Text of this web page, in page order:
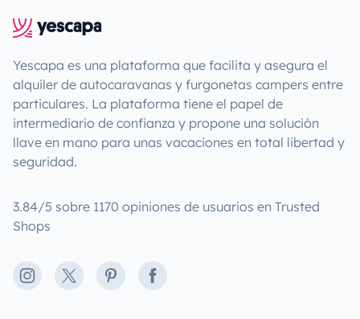
Yescapa es una plataforma que facilita y asegura el
alquiler de autocaravanas y furgonetas campers entre
particulares. La plataforma tiene el papel de
intermediario de confianza y propone una solución
llave en mano para unas vacaciones en total libertad y
seguridad.
3.84/5 sobre 1170 opiniones de usuarios en Trusted
Shops
Instagram
X PinterestFacebook